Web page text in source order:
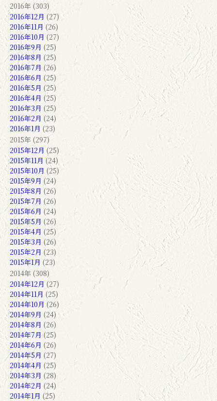
2016年 (303)
2016年12月 (27)
2016年11月 (26)
2016年10月 (27)
2016年9月 (25)
2016年8月 (25)
2016年7月 (26)
2016年6月 (25)
2016年5月 (25)
2016年4月 (25)
2016年3月 (25)
2016年2月 (24)
2016年1月 (23)
2015年 (297)
2015年12月 (25)
2015年11月 (24)
2015年10月(25)
2015年9月 (24)
2015年8月 (26)
2015年7月 (26)
2015年6月 (24)
2015年5月 (26)
2015年4月 (25)
2015年3月 (26)
2015年2月 (23)
2015年1月 (23)
2014年 (308)
2014年12月 (27)
2014年11月 (25)
2014年10月 (26)
2014年9月 (24)
2014年8月 (26)
2014年7月 (25)
2014年6月 (26)
2014年5月 (27)
2014年4月 (25)
2014年3月 (28)
2014年2月 (24)
2014年1月 (25)